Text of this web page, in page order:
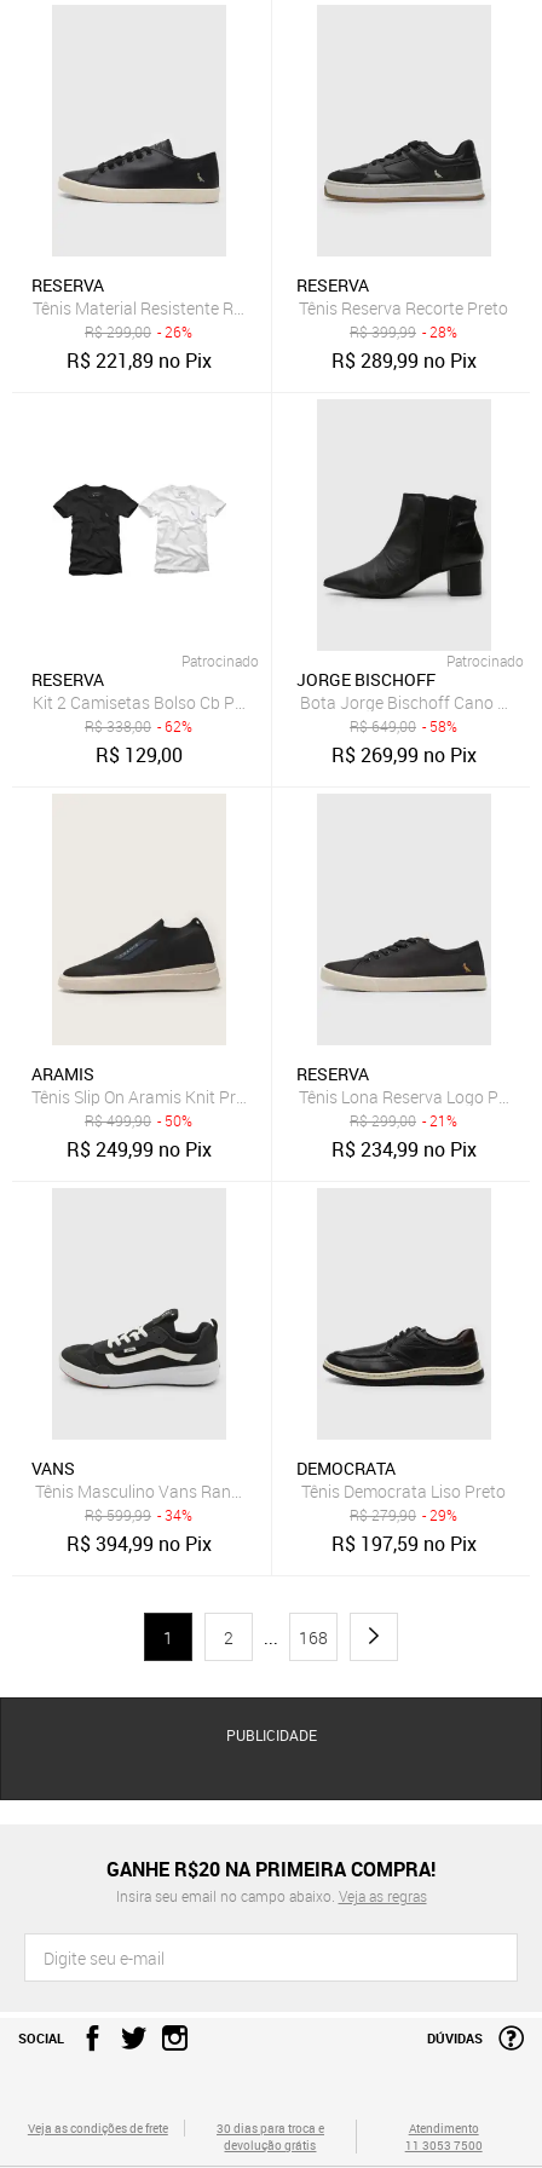
RESERVA
Tênis Material Resistente Reserva Bora Preto
R$299,00 - 26%
R$221,89 no Pix
RESERVA
Tênis Reserva Recorte Preto
R$399,99 - 28%
R$289,99 no Pix
Patrocinado
RESERVA
Kit 2 Camisetas Bolso Cb Pica-Pau Xadrez Reserva - PRETO/
R$338,00 - 62%
R$ 129,00
Patrocinado
JORGE BISCHOFF
Bota Jorge Bischoff Cano
R$649,00 - 58%
R$269,99 no Pix
ARAMIS
Tênis Slip On Aramis Knit Preto
R$499,90 - 50%
R$249,99 no Pix
RESERVA
Tênis Lona Reserva Logo Preto
R$299,00 - 21%
R$234,99 no Pix
VANS
Tênis Masculino Vans Range Exp Preto
R$599,99 - 34%
R$394,99 no Pix
DEMOCRATA
Tênis Democrata Liso Preto
R$279,90 - 29%
R$ 197,59 no Pix
1 2 ... 168
PUBLICIDADE
GANHE R$20 NA PRIMEIRA COMPRA!
Insira seu email no campo abaixo. Veja as regras
SOCIAL DÚVIDAS
Veja as condições de frete
30 dias para troca e
devolução grátis
Atendimento
11 3053 7500